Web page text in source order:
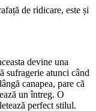
de ridicare, este și
devine una
sufragerie atunci când
canapea, pare că
un întreg. O
perfect stilul.